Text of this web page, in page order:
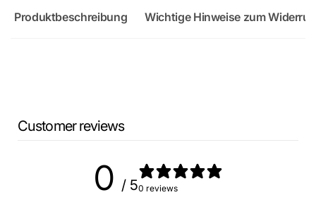
Produktbeschreibung Wichtige Hinweise zum
Customer reviews
0 / 50 reviews